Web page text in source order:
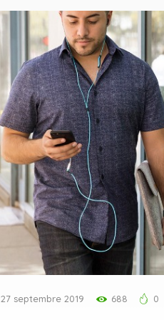
27 septembre 2019 688 0